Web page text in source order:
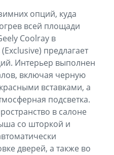
опций, куда
всей площади
Coolray в
предлагает
Интерьер выполнен
включая черную
вставками, а
подсветка.
в салоне
со шторкой и
дверей, а также во